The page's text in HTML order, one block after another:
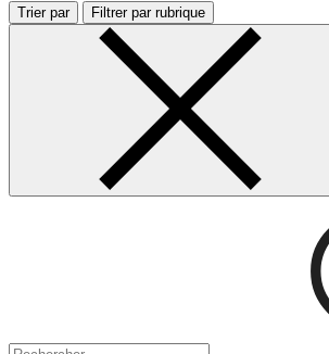
Trier par Filtrer par rubrique